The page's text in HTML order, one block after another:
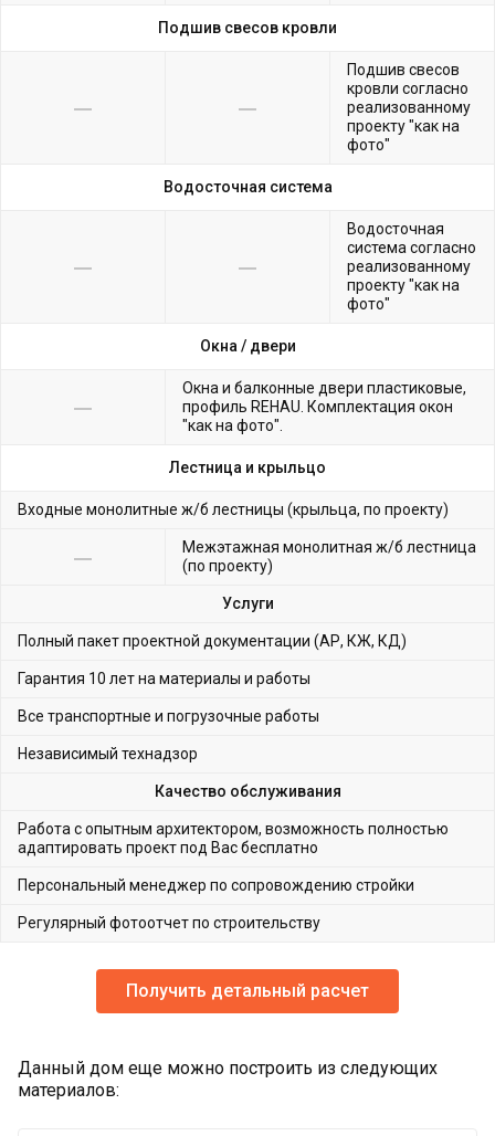
Подшив свесов кровли
Подшив свесов
кровли согласно
реализованному
проекту "как на
фото"
Водосточная система
Водосточная
система согласно
реализованному
проекту "как на
фото"
Окна / двери
Окна и балконные двери пластиковые,
профиль REHAU. Комплектация окон
"как на фото".
Лестница и крыльцо
Входные монолитные ж/б лестницы (крыльца, по проекту)
Межэтажная монолитная ж/б лестница
(по проекту)
Услуги
Полный пакет проектной документации (АР, КЖ, КД)
Гарантия 10 лет на материалы и работы
Все транспортные и погрузочные работы
Независимый технадзор
Качество обслуживания
Работа с опытным архитектором, возможность полностью
адаптировать проект под Вас бесплатно
Персональный менеджер по сопровождению стройки
Регулярный фотоотчет по строительству
Получить детальный расчет
Данный дом еще можно построить из следующих
материалов: